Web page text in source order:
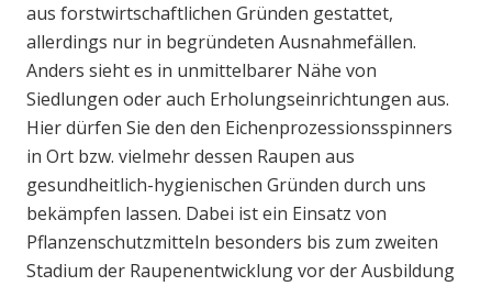
aus forstwirtschaftlichen Gründen gestattet,
allerdings nur in begründeten Ausnahmefällen.
Anders sieht es in unmittelbarer Nähe von
Siedlungen oder auch Erholungseinrichtungen aus.
Hier dürfen Sie den den Eichenprozessionsspinners
in Ort bzw. vielmehr dessen Raupen aus
gesundheitlich-hygienischen Gründen durch uns
bekämpfen lassen. Dabei ist ein Einsatz von
Pflanzenschutzmitteln besonders bis zum zweiten
Stadium der Raupenentwicklung vor der Ausbildung